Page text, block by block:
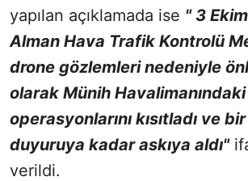
yapılan açıklamada ise " 3
Alman Hava Trafik Kontrolü
drone gözlemleri nedeniyle
olarak Münih
operasyonlarını kısıtladı ve
duyuruya kadar askıya aldı"
verildi.